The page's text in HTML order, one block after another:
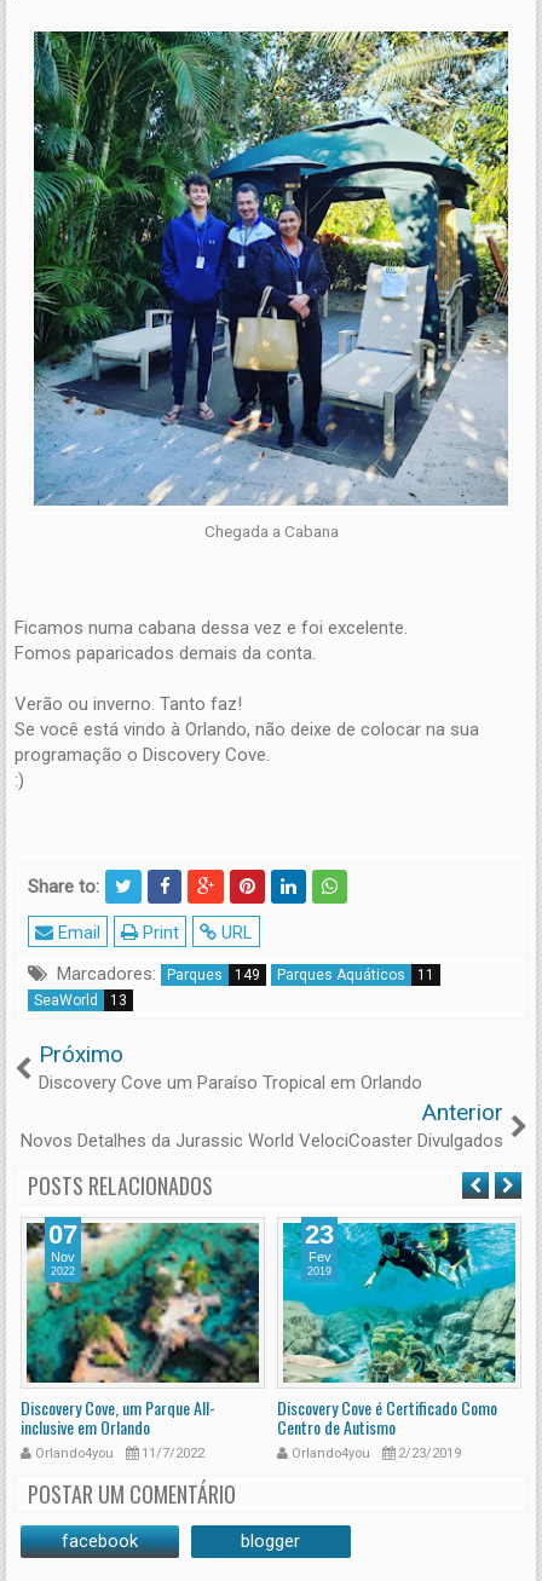
Chegada a Cabana
Ficamos numa cabana dessa vez e foi excelente.
Fomos paparicados demais da conta.
Verão ou inverno. Tanto faz!
Se você está vindo à Orlando, não deixe de colocar na sua
programação o Discovery Cove.
:)
Share to:
URL
Print
Email
Marcadores:
Parques 149 Parques Aquáticos
11
SeaWorld
13
Próximo
Discovery Cove um Paraíso Tropical em Orlando
Anterior
Novos Detalhes da Jurassic World VelociCoaster Divulgados
POSTS RELACIONADOS
07
Nov
2022
Discovery Cove, um Parque All-
inclusive em Orlando
Orlando4you 11/7/2022
23
Fev
2019
Discovery Cove é Certificado Como
Centro de Autismo
Orlando4you 2/23/2019
POSTAR UM COMENTÁRIO
facebook blogger